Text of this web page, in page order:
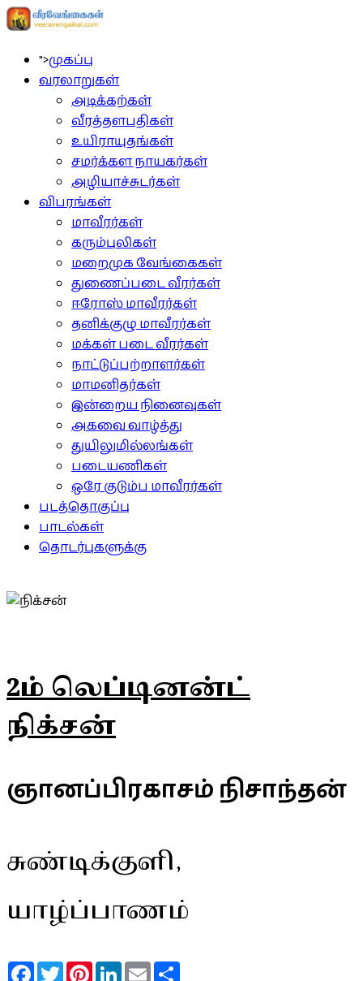
">முகப்பு
வரலாறுகள்
அடிக்கற்கள்
வீரத்தளபதிகள்
உயிராயுதங்கள்
சமர்க்கள நாயகர்கள்
அழியாச்சுடர்கள்
விபரங்கள்
மாவீரர்கள்
கரும்புலிகள்
மறைமுக வேங்கைகள்
துணைப்படை வீரர்கள்
ஈரோஸ் மாவீரர்கள்
தனிக்குழு மாவீரர்கள்
மக்கள் படை வீரர்கள்
நாட்டுப்பற்றாளர்கள்
மாமனிதர்கள்
இன்றைய நினைவுகள்
அகவை வாழ்த்து
துயிலுமில்லங்கள்
படையணிகள்
ஒரே குடும்ப மாவீரர்கள்
படத்தொகுப்பு
பாடல்கள்
தொடர்புகளுக்கு
2ம் லெப்டினன்ட்
நிக்சன்
ஞானப்பிரகாசம் நிசாந்தன்
சுண்டிக்குளி,
யாழ்ப்பாணம்
FacebookTwitterPinterestLinkedInEmail